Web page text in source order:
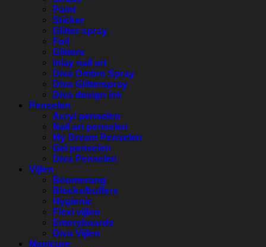
Paint
Sticker
Glitter spray
Foil
Glitters
Inlay nail art
Diva Ombre Spray
Diva Glitterspray
Diva design ink
Penselen
Acryl penselen
Nail art penselen
My Dream Penselen
Gel penselen
Diva Penselen
Vijlen
Boomerang
Blocks/buffers
Hygienic
Flexi vijlen
Emeryboards
Diva Vijlen
Manicure